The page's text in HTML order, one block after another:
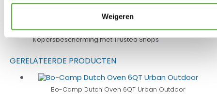
Weigeren
Kopersbescherming met Trusted Shops
GERELATEERDE PRODUCTEN
Bo-Camp Dutch Oven 6QT Urban Outdoor